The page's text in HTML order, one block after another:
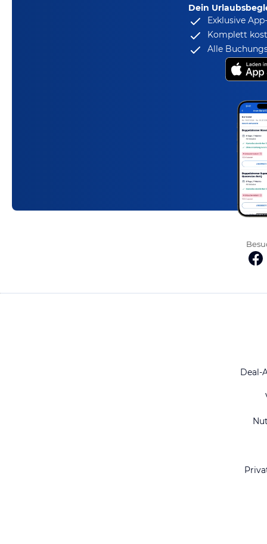
Dein
Exklusive
Komplett
Alle
Deal-